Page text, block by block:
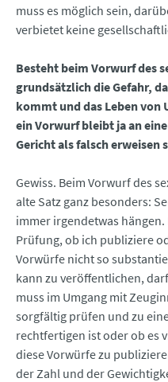
muss es möglich sein,
verbietet keine
Besteht beim Vorwurf des
grundsätzlich die Gefahr,
kommt und das Leben von
ein Vorwurf bleibt ja an
Gericht als falsch erweisen
Gewiss. Beim Vorwurf des
alte Satz ganz besonders:
immer irgendetwas hängen.
Prüfung, ob ich publiziere
Vorwürfe nicht so
kann zu veröffentlichen,
muss im Umgang mit
sorgfältig prüfen und zu
rechtfertigen ist oder ob es
diese Vorwürfe zu
der Zahl und der